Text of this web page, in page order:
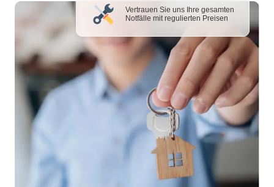
Vertrauen Sie uns Ihre gesamten
Notfälle mit regulierten Preisen